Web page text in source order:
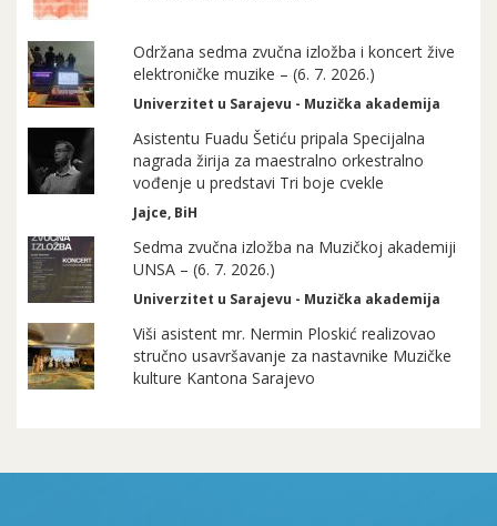
Održana sedma zvučna izložba i koncert žive
elektroničke muzike – (6. 7. 2026.)
Univerzitet u Sarajevu - Muzička akademija
Asistentu Fuadu Šetiću pripala Specijalna
nagrada žirija za maestralno orkestralno
vođenje u predstavi Tri boje cvekle
Jajce, BiH
Sedma zvučna izložba na Muzičkoj akademiji
UNSA – (6. 7. 2026.)
Univerzitet u Sarajevu - Muzička akademija
Viši asistent mr. Nermin Ploskić realizovao
stručno usavršavanje za nastavnike Muzičke
kulture Kantona Sarajevo